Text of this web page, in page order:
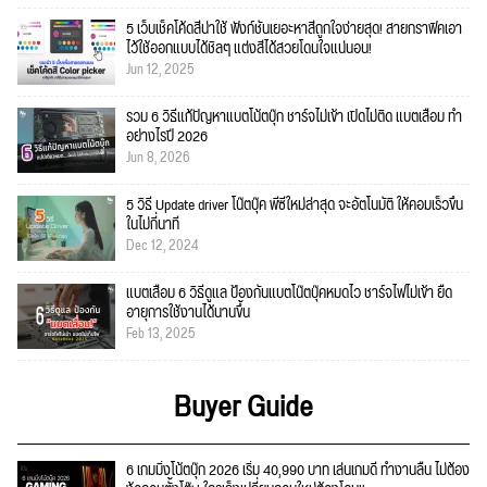
5 เว็บเช็คโค้ดสีน่าใช้ ฟังก์ชั่นเยอะหาสีถูกใจง่ายสุด! สายกราฟิคเอา
ไว้ใช้ออกแบบได้ชิลๆ แต่งสีได้สวยโดนใจแน่นอน!
Jun 12, 2025
รวม 6 วิธีแก้ปัญหาแบตโน้ตบุ๊ก ชาร์จไม่เข้า เปิดไม่ติด แบตเสื่อม ทำ
อย่างไรปี 2026
Jun 8, 2026
5 วิธี Update driver โน๊ตบุ๊ค พีซีใหม่ล่าสุด จะอัตโนมัติ ให้คอมเร็วขึ้น
ในไม่กี่นาที
Dec 12, 2024
แบตเสื่อม 6 วิธีดูแล ป้องกันแบตโน๊ตบุ๊คหมดไว ชาร์จไฟไม่เข้า ยืด
อายุการใช้งานได้นานขึ้น
Feb 13, 2025
Buyer Guide
6 เกมมิ่งโน้ตบุ๊ก 2026 เริ่ม 40,990 บาท เล่นเกมดี ทำงานลื่น ไม่ต้อง